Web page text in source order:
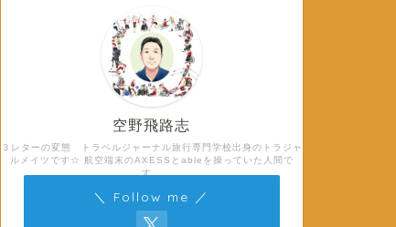
３レターの変態 トラベルジャーナル旅行専門学校出身のトラジャ
ルメイツです☆ 航空端末のAXESSとableを操っていた人間で
す。
空野飛路志
＼ Follow me ／